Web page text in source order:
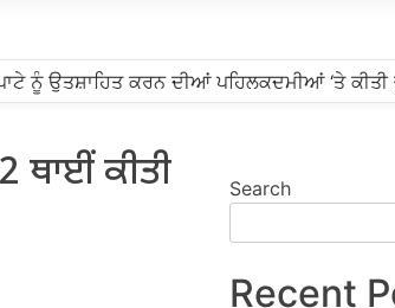
ਉਤਸ਼ਾਹਿਤ ਕਰਨ ਦੀਆਂ ਪਹਿਲਕਦਮੀਆਂ ‘ਤੇ ਕੀਤੀ
ਥਾਈਂ ਕੀਤੀ
Search
Recent